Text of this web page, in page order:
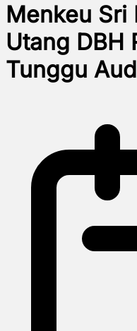
Menkeu Sri
Utang DBH
Tunggu